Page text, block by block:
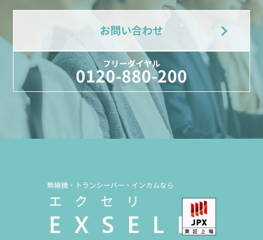
お問い合わせ
フリーダイヤル
0120-880-200
無線機・トランシーバー・インカムなら